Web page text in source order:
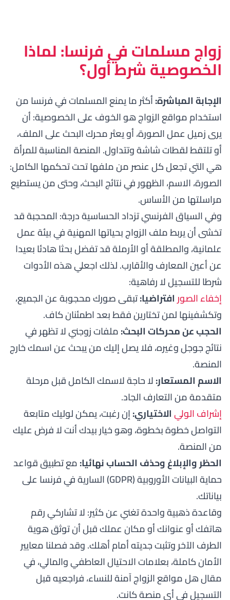
زواج مسلمات في فرنسا: لماذا
الخصوصية شرط أول؟
الإجابة المباشرة:أكثر ما يمنع المسلمات في فرنسا من
استخدام مواقع الزواج هو الخوف على الخصوصية: أن
يرى زميل عمل الصورة، أو يعثر محرك البحث على الملف،
أو تلتقط لقطات شاشة وتتداول. المنصة المناسبة للمرأة
هي التي تجعل كل عنصر من ملفها تحت تحكمها الكامل:
الصورة، الاسم، الظهور في نتائج البحث، وحتى من يستطيع
مراسلتها من الأساس.
وفي السياق الفرنسي تزداد الحساسية درجة: المحجبة قد
تخشى أن يربط ملف الزواج بحياتها المهنية في بيئة عمل
علمانية، والمطلقة أو الأرملة قد تفضل بحثا هادئا بعيدا
عن أعين المعارف والأقارب. لذلك اجعلي هذه الأدوات
شرطا للتسجيل لا رفاهية:
إخفاء الصورافتراضيا:تبقى صورك محجوبة عن الجميع،
وتكشفينها لمن تختارين فقط بعد اطمئنان كاف.
الحجب عن محركات البحث:ملفات زوجني لا تظهر في
نتائج جوجل وغيره، فلا يصل إليك من يبحث عن اسمك خارج
المنصة.
الاسم المستعار:لا حاجة لاسمك الكامل قبل مرحلة
متقدمة من التعارف الجاد.
إشراف الوليالاختياري:إن رغبت، يمكن لوليك متابعة
التواصل خطوة بخطوة، وهو خيار بيدك أنت لا فرض عليك
من المنصة.
الحظر والإبلاغ وحذف الحساب نهائيا:مع تطبيق قواعد
حماية البيانات الأوروبية (GDPR) السارية في فرنسا على
بياناتك.
وقاعدة ذهبية واحدة تغني عن كثير: لا تشاركي رقم
هاتفك أو عنوانك أو مكان عملك قبل أن توثق هوية
الطرف الآخر وتثبت جديته أمام أهلك. وقد فصلنا معايير
الأمان كاملة، بعلامات الاحتيال العاطفي والمالي، في
مقالهل مواقع الزواج آمنة للنساء، فراجعيه قبل
التسجيل في أي منصة كانت.